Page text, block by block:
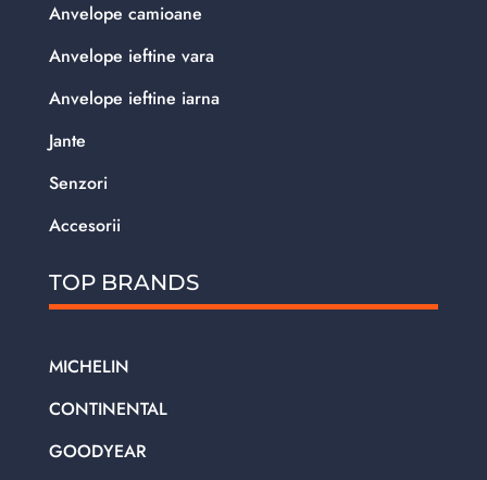
Anvelope camioane
Anvelope ieftine vara
Anvelope ieftine iarna
Jante
Senzori
Accesorii
TOP BRANDS
MICHELIN
CONTINENTAL
GOODYEAR